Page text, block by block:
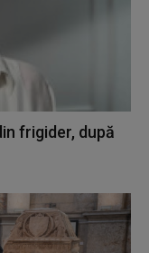
frigider, după